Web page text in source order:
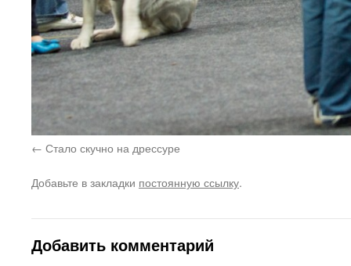
Стало скучно на дрессуре
Добавьте в закладки постоянную ссылку.
Добавить комментарий